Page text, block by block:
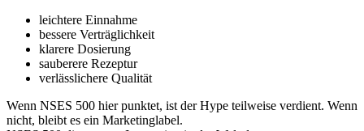
leichtere Einnahme
bessere Verträglichkeit
klarere Dosierung
sauberere Rezeptur
verlässlichere Qualität
Wenn NSES 500 hier punktet, ist der Hype teilweise verdient. Wenn
nicht, bleibt es ein Marketinglabel.